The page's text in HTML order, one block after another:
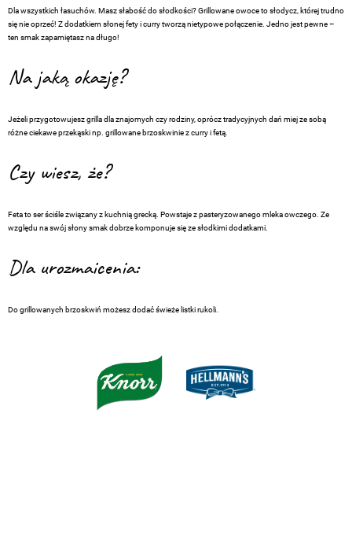
Dla wszystkich łasuchów. Masz słabość do słodkości? Grillowane owoce to słodycz, której trudno
się nie oprzeć! Z dodatkiem słonej fety i curry tworzą nietypowe połączenie. Jedno jest pewne –
ten smak zapamiętasz na długo!
Na jaką okazję?
Jeżeli przygotowujesz grilla dla znajomych czy rodziny, oprócz tradycyjnych dań miej ze sobą
różne ciekawe przekąski np. grillowane brzoskwinie z curry i fetą.
Czy wiesz, że?
Feta to ser ściśle związany z kuchnią grecką. Powstaje z pasteryzowanego mleka owczego. Ze
względu na swój słony smak dobrze komponuje się ze słodkimi dodatkami.
Dla urozmaicenia:
Do grillowanych brzoskwiń możesz dodać świeże listki rukoli.